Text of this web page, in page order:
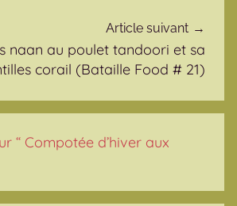
Article suivant
naan au poulet tandoori et sa
corail (Bataille Food # 21)
“ Compotée d’hiver aux